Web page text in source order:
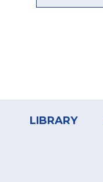
menuLIBRARY